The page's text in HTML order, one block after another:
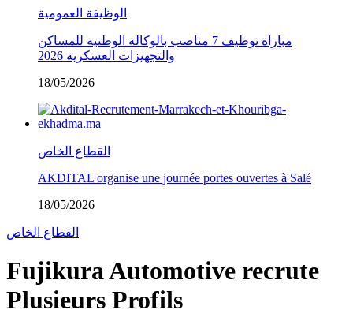
الوظيفة العمومية
مباراة توظيف 7 مناصب بالوكالة الوطنية للمساكن
والتجهيزات العسكرية 2026
18/05/2026
القطاع الخاص
AKDITAL organise une journée portes ouvertes à Salé
18/05/2026
القطاع الخاص
Fujikura Automotive recrute
Plusieurs Profils